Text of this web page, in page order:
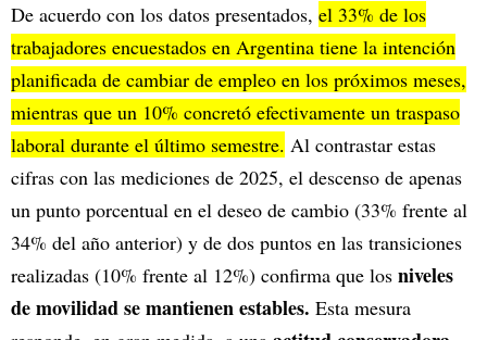
De acuerdo con los datos presentados, el 33% de los
trabajadores encuestados en Argentina tiene la intención
planificada de cambiar de empleo en los próximos meses,
mientras que un 10% concretó efectivamente un traspaso
laboral durante el último semestre. Al contrastar estas
cifras con las mediciones de 2025, el descenso de apenas
un punto porcentual en el deseo de cambio (33% frente al
34% del año anterior) y de dos puntos en las transiciones
realizadas (10% frente al 12%) confirma que los niveles
de movilidad se mantienen estables. Esta mesura